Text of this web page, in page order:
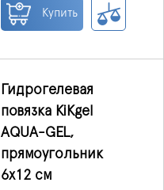
среды , но при этом
позволяют проникать
Купить
Гидрогелевая
повязка KiKgеl
AQUA-GEL,
прямоугольник
6х12 см